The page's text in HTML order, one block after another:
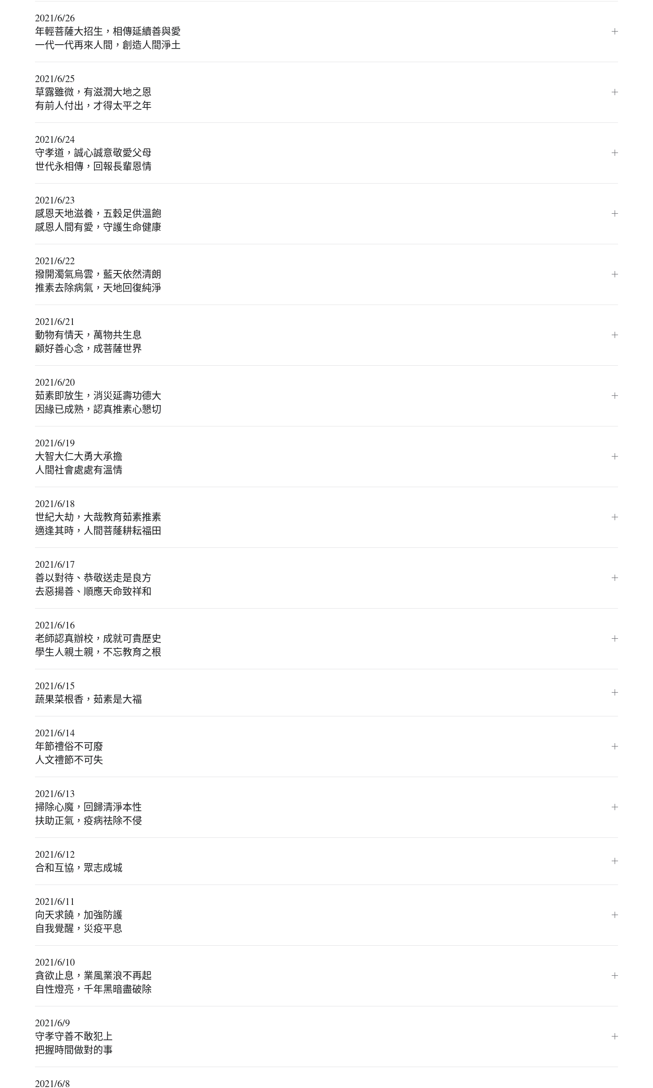
2021/6/26
年輕菩薩大招生，相傳延續善與愛
一代一代再來人間，創造人間淨土
2021/6/25
草露雖微，有滋潤大地之恩
有前人付出，才得太平之年
2021/6/24
守孝道，誠心誠意敬愛父母
世代永相傳，回報長輩恩情
2021/6/23
感恩天地滋養，五穀足供溫飽
感恩人間有愛，守護生命健康
2021/6/22
撥開濁氣烏雲，藍天依然清朗
推素去除病氣，天地回復純淨
2021/6/21
動物有情天，萬物共生息
顧好善心念，成菩薩世界
2021/6/20
茹素即放生，消災延壽功德大
因緣已成熟，認真推素心懇切
2021/6/19
大智大仁大勇大承擔
人間社會處處有溫情
2021/6/18
世紀大劫，大哉教育茹素推素
適逢其時，人間菩蕯耕耘福田
2021/6/17
善以對待、恭敬送走是良方
去惡揚善、順應天命致祥和
2021/6/16
老師認真辦校，成就可貴歷史
學生人親土親，不忘教育之根
2021/6/15
蔬果菜根香，茹素是大福
2021/6/14
年節禮俗不可廢
人文禮節不可失
2021/6/13
掃除心魔，回歸清淨本性
扶助正氣，疫病祛除不侵
2021/6/12
合和互協，眾志成城
2021/6/11
向天求饒，加強防護
自我覺醒，災疫平息
2021/6/10
貪欲止息，業風業浪不再起
自性燈亮，千年黑暗盡破除
2021/6/9
守孝守善不敢犯上
把握時間做對的事
2021/6/8